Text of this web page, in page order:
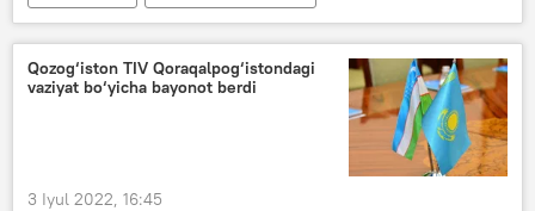
Shavkat Mirziyoyev
Qozog‘iston TIV Qoraqalpog‘istondagi
vaziyat bo‘yicha bayonot berdi
3 Iyul 2022, 16:45